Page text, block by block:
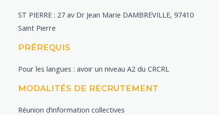
ST PIERRE : 27 av Dr Jean Marie DAMBREVILLE, 97410
Saint Pierre
PRÉREQUIS
Pour les langues : avoir un niveau A2 du CRCRL
MODALITÉS DE RECRUTEMENT
Réunion d’information collectives